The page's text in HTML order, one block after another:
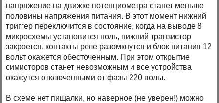
напряжение на движке потенциометра станет меньше
половины напряжения питания. В этот момент нижний
триггер переключится в состояние, когда на выводе 8
микросхемы установится ноль, нижний транзистор
закроется, контакты реле разомкнутся и блок питания 12
вольт окажется обесточенным. При этом открытие
симисторов станет невозможным и все устройства
окажутся отключенными от фазы 220 вольт.
В схеме нет пищалки, но наверное (не уверен!) можно